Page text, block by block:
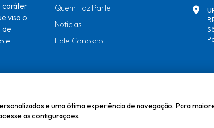
caráter
visa o
de
e
Quem Faz Parte
Notícias
Fale Conosco
e uma ótima experiência de navegação. Para
as configurações.